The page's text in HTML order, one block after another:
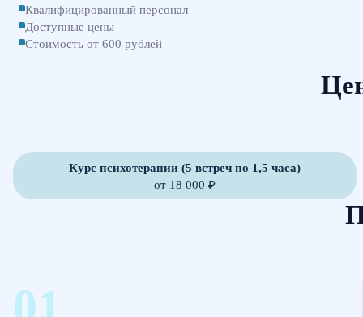
Квалифицированный персонал
Доступные цены
Стоимость от 600 рублей
Курс психотерапии (5 встреч по 1,5 часа)
от 18 000 ₽